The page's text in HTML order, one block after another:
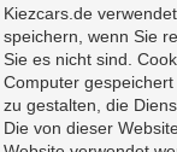
Kiezcars.de
speichern, wenn Sie
Sie es nicht sind.
Computer
zu gestalten, die
Die von dieser